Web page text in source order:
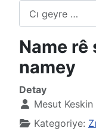
Name rê
namey
Detay
Mesut Keskin
Kategoriye: